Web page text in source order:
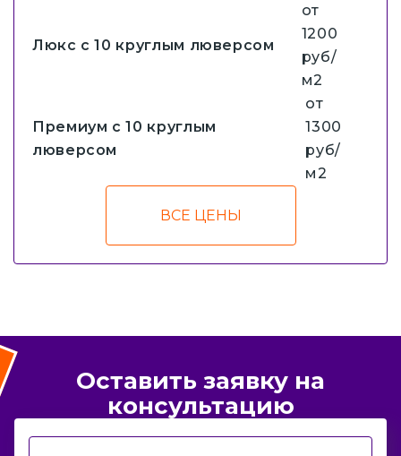
Люкс с 10 круглым люверсом
от
1200
руб/
м2
Премиум с 10 круглым
люверсом
от
1300
руб/
м2
ВСЕ ЦЕНЫ
Оставить заявку на
консультацию